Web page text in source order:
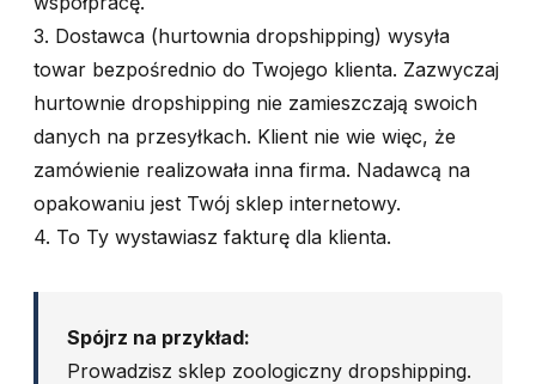
3. Dostawca (hurtownia dropshipping) wysyła
towar bezpośrednio do Twojego klienta. Zazwyczaj
hurtownie dropshipping nie zamieszczają swoich
danych na przesyłkach. Klient nie wie więc, że
zamówienie realizowała inna firma. Nadawcą na
opakowaniu jest Twój sklep internetowy.
4. To Ty wystawiasz fakturę dla klienta.
Spójrz na przykład:
Prowadzisz sklep zoologiczny dropshipping.